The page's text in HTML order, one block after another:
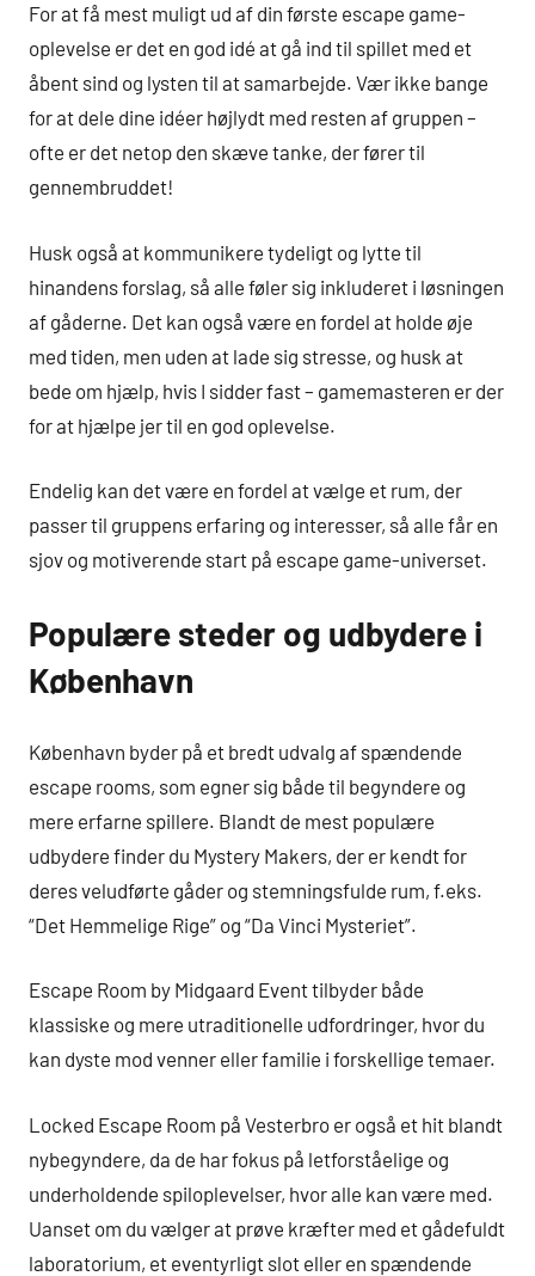
For at få mest muligt ud af din første escape game-
oplevelse er det en god idé at gå ind til spillet med et
åbent sind og lysten til at samarbejde. Vær ikke bange
for at dele dine idéer højlydt med resten af gruppen –
ofte er det netop den skæve tanke, der fører til
gennembruddet!
Husk også at kommunikere tydeligt og lytte til
hinandens forslag, så alle føler sig inkluderet i løsningen
af gåderne. Det kan også være en fordel at holde øje
med tiden, men uden at lade sig stresse, og husk at
bede om hjælp, hvis I sidder fast – gamemasteren er der
for at hjælpe jer til en god oplevelse.
Endelig kan det være en fordel at vælge et rum, der
passer til gruppens erfaring og interesser, så alle får en
sjov og motiverende start på escape game-universet.
Populære steder og udbydere i
København
København byder på et bredt udvalg af spændende
escape rooms, som egner sig både til begyndere og
mere erfarne spillere. Blandt de mest populære
udbydere finder du Mystery Makers, der er kendt for
deres veludførte gåder og stemningsfulde rum, f.eks.
“Det Hemmelige Rige” og “Da Vinci Mysteriet”.
Escape Room by Midgaard Event tilbyder både
klassiske og mere utraditionelle udfordringer, hvor du
kan dyste mod venner eller familie i forskellige temaer.
Locked Escape Room på Vesterbro er også et hit blandt
nybegyndere, da de har fokus på letforståelige og
underholdende spiloplevelser, hvor alle kan være med.
Uanset om du vælger at prøve kræfter med et gådefuldt
laboratorium, et eventyrligt slot eller en spændende